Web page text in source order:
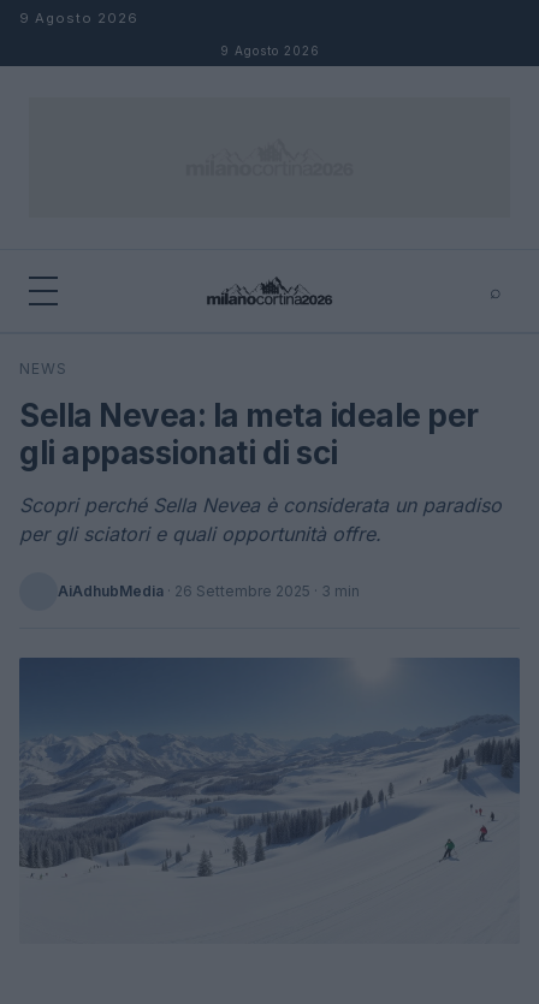
Salta al contenuto
9 Agosto 2026
9 Agosto 2026
⌕
Cerca
NEWS
Sella Nevea: la meta ideale per
gli appassionati di sci
Scopri perché Sella Nevea è considerata un paradiso
per gli sciatori e quali opportunità offre.
AiAdhubMedia · 26 Settembre 2025 · 3 min